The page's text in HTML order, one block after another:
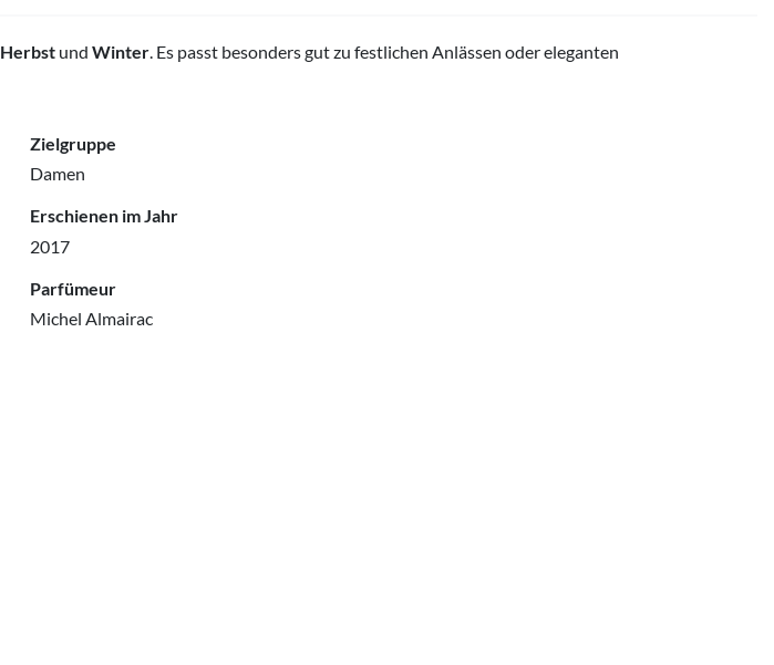
Herbst und Winter. Es passt besonders gut zu festlichen Anlässen oder eleganten
Zielgruppe
Damen
Erschienen im Jahr
2017
Parfümeur
Michel Almairac